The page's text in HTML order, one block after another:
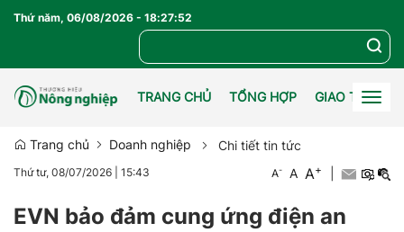
Thứ năm, 06/08/2026 - 18:27:53
TRANG CHỦ TỔNG HỢP GIAO
Trang chủ
Doanh nghiệp Chi tiết tin tức
Thứ tư, 08/07/2026 15:43 A- A A+
EVN bảo đảm cung ứng điện an